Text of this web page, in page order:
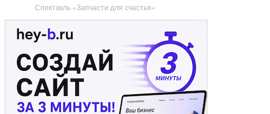
Спектакль «Запчасти для счастья»